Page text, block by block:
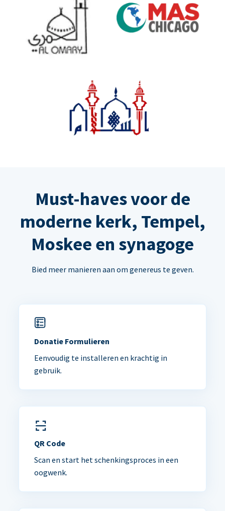
Must-haves voor de
moderne kerk, Tempel,
Moskee en synagoge
Bied meer manieren aan om genereus te geven.
Donatie Formulieren
Eenvoudig te installeren en krachtig in
gebruik.
QR Code
Scan en start het schenkingsproces in een
oogwenk.